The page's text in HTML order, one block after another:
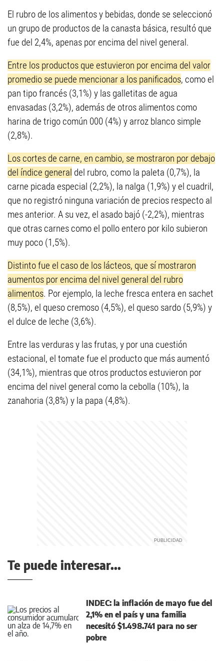
El rubro de los alimentos y bebidas, donde se seleccionó
un grupo de productos de la canasta básica, resultó que
fue del 2,4%, apenas por encima del nivel general.
Entre los productos que estuvieron por encima del valor
promedio se puede mencionar a los panificados, como el
pan tipo francés (3,1%) y las galletitas de agua
envasadas (3,2%), además de otros alimentos como
harina de trigo común 000 (4%) y arroz blanco simple
(2,8%).
Los cortes de carne, en cambio, se mostraron por debajo
del índice general del rubro, como la paleta (0,7%), la
carne picada especial (2,2%), la nalga (1,9%) y el cuadril,
que no registró ninguna variación de precios respecto al
mes anterior. A su vez, el asado bajó (-2,2%), mientras
que otras carnes como el pollo entero por kilo subieron
muy poco (1,5%).
Distinto fue el caso de los lácteos, que sí mostraron
aumentos por encima del nivel general del rubro
alimentos. Por ejemplo, la leche fresca entera en sachet
(8,5%), el queso cremoso (4,5%), el queso sardo (5,9%) y
el dulce de leche (3,6%).
Entre las verduras y las frutas, y por una cuestión
estacional, el tomate fue el producto que más aumentó
(34,1%), mientras que otros productos estuvieron por
encima del nivel general como la cebolla (10%), la
zanahoria (3,8%) y la papa (4,8%).
Te puede interesar...
INDEC: la inflación de mayo fue del
2,1% en el país y una familia
necesitó $1.498.741 para no ser
pobre